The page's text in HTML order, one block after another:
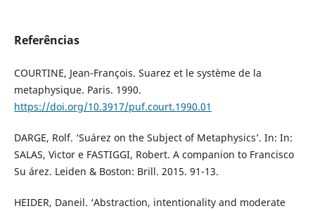
Referências
COURTINE, Jean-François. Suarez et le système de la
metaphysique. Paris. 1990.
https://doi.org/10.3917/puf.court.1990.01
DARGE, Rolf. ‘Suárez on the Subject of Metaphysics’. In: In:
SALAS, Victor e FASTIGGI, Robert. A companion to Francisco
Su árez. Leiden & Boston: Brill. 2015. 91-13.
HEIDER, Daneil. ‘Abstraction, intentionality and moderate